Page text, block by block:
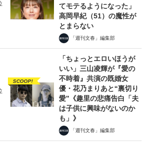
てモテるようになった」
高岡早紀（51）の魔性が
とまらない
「週刊文春」編集部
SCOOP!
「ちょっとエロいほうが
いい」三山凌輝が『愛の
不時着』共演の既婚女
優・花乃まりあと“裏切り
愛”《趣里の悲痛告白「夫
は子供に興味がないのか
も」》
「週刊文春」編集部